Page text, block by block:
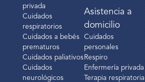
privada
Cuidados
respiratorios
Cuidados a bebés
prematuros
Cuidados paliativos
Cuidados
neurológicos
Asistencia a
domicilio
Cuidados
personales
Respiro
Enfermería privada
Terapia respiratoria